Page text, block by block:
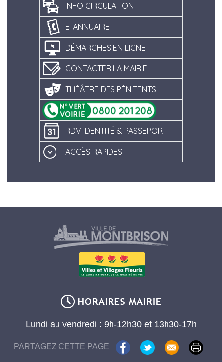
INFO CIRCULATION
E-ANNUAIRE
DÉMARCHES EN LIGNE
CONTACTER LA MAIRIE
THÉÂTRE DES PÉNITENTS
RDV IDENTITÉ & PASSEPORT
ACCÈS RAPIDES
Lundi au vendredi : 9h-12h30 et 13h30-17h
PARTAGEZ CETTE PAGE